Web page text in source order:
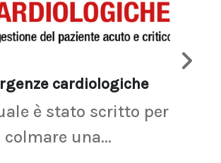
cardiologiche
è stato scritto per
colmare una...